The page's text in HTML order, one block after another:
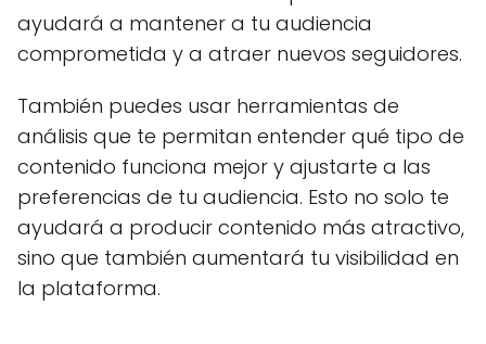
ayudará a mantener a tu audiencia
comprometida y a atraer nuevos seguidores.
También puedes usar herramientas de
análisis que te permitan entender qué tipo de
contenido funciona mejor y ajustarte a las
preferencias de tu audiencia. Esto no solo te
ayudará a producir contenido más atractivo,
sino que también aumentará tu visibilidad en
la plataforma.